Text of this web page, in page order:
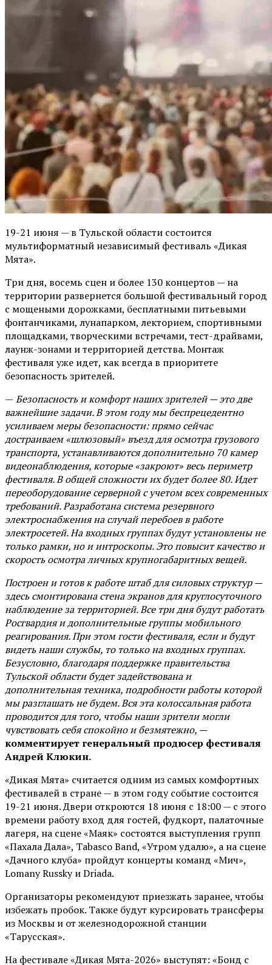
19-21 июня — в Тульской области состоится
мультиформатный независимый фестиваль «Дикая
Мята».
Три дня, восемь сцен и более 130 концертов — на
территории развернется большой фестивальный город
с мощеными дорожками, бесплатными питьевыми
фонтанчиками, лунапарком, лекторием, спортивными
площадками, творческими встречами, тест-драйвами,
лаунж-зонами и территорией детства. Монтаж
фестиваля уже идет, как всегда в приоритете
безопасность зрителей.
— Безопасность и комфорт наших зрителей — это две
важнейшие задачи. В этом году мы беспрецедентно
усиливаем меры безопасности: прямо сейчас
достраиваем «шлюзовый» въезд для осмотра грузового
транспорта, устанавливаются дополнительно 70 камер
видеонаблюдения, которые «закроют» весь периметр
фестиваля. В общей сложности их будет более 80. Идет
переоборудование серверной с учетом всех современных
требований. Разработана система резервного
электроснабжения на случай перебоев в работе
электросетей. На входных группах будут установлены не
только рамки, но и интроскопы. Это повысит качество и
скорость осмотра личных крупногабаритных вещей.
Построен и готов к работе штаб для силовых структур —
здесь смонтирована стена экранов для круглосуточного
наблюдение за территорией. Все три дня будут работать
Росгвардия и дополнительные группы мобильного
реагирования. При этом гости фестиваля, если и будут
видеть наши службы, то только на входных группах.
Безусловно, благодаря поддержке правительства
Тульской области будет задействована и
дополнительная техника, подробности работы которой
мы разглашать не будем. Вся эта колоссальная работа
проводится для того, чтобы наши зрители могли
чувствовать себя спокойно и безмятежно, —
комментирует генеральный продюсер фестиваля
Андрей Клюкин.
«Дикая Мята» считается одним из самых комфортных
фестивалей в стране — в этом году событие состоится
19-21 июня. Двери откроются 18 июня с 18:00 — с этого
времени работу вход для гостей, фудкорт, палаточные
лагеря, на сцене «Маяк» состоятся выступления групп
«Пахала Дала», Tabasco Band, «Утром удалю», а на сцене
«Дачного клуба» пройдут концерты команд «Мич»,
Lomany Russky и Driada.
Организаторы рекомендуют приезжать заранее, чтобы
избежать пробок. Также будут курсировать трансферы
из Москвы и от железнодорожной станции
«Тарусская».
На фестивале «Дикая Мята-2026» выступят: «Бонд с